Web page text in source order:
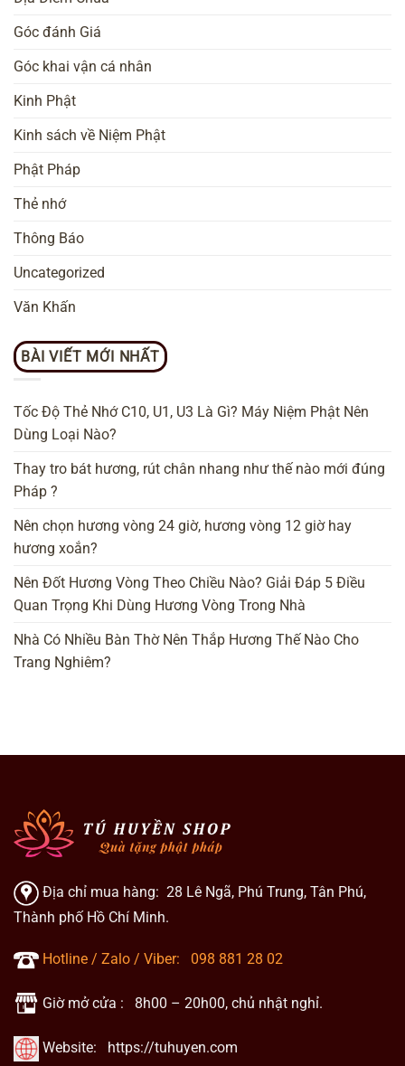
Góc đánh Giá
Góc khai vận cá nhân
Kinh Phật
Kinh sách về Niệm Phật
Phật Pháp
Thẻ nhớ
Thông Báo
Uncategorized
Văn Khấn
BÀI VIẾT MỚI NHẤT
Tốc Độ Thẻ Nhớ C10, U1, U3 Là Gì? Máy Niệm Phật Nên
Dùng Loại Nào?
Thay tro bát hương, rút chân nhang như thế nào mới đúng
Pháp ?
Nên chọn hương vòng 24 giờ, hương vòng 12 giờ hay
hương xoắn?
Nên Đốt Hương Vòng Theo Chiều Nào? Giải Đáp 5 Điều
Quan Trọng Khi Dùng Hương Vòng Trong Nhà
Nhà Có Nhiều Bàn Thờ Nên Thắp Hương Thế Nào Cho
Trang Nghiêm?
Địa chỉ mua hàng: 28 Lê Ngã, Phú Trung, Tân Phú,
Thành phố Hồ Chí Minh.
Hotline / Zalo / Viber: 098 881 28 02
Giờ mở cửa : 8h00 – 20h00, chủ nhật nghỉ.
Website: https://tuhuyen.com